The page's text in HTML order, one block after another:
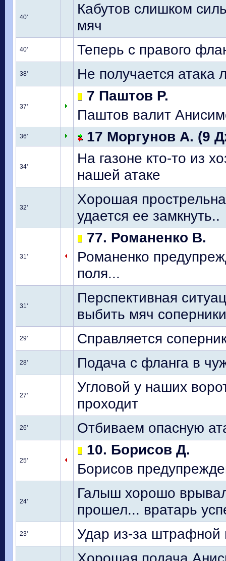
40'
Кабутов слишком
мяч
40' Теперь с правого
38' Не получается
37'
7 Паштов Р.
Паштов валит
36' 17 Моргунов А. (9
34'
На газоне кто-то из
нашей атаке
32'
Хорошая
удается ее замкнуть..
31'
77. Романенко В.
Романенко
поля...
31'
Перспективная
выбить мяч соперники
29' Справляется
28' Подача с фланга в
27'
Угловой у наших
проходит
26' Отбиваем опасную
25'
10. Борисов Д.
Борисов
24'
Галыш хорошо
прошел... вратарь
23' Удар из-за штрафной